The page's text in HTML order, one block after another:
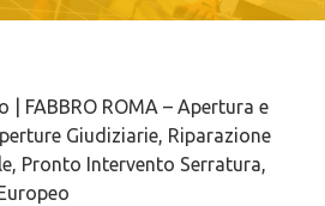
| FABBRO ROMA – Apertura e
Giudiziarie, Riparazione
Pronto Intervento Serratura,